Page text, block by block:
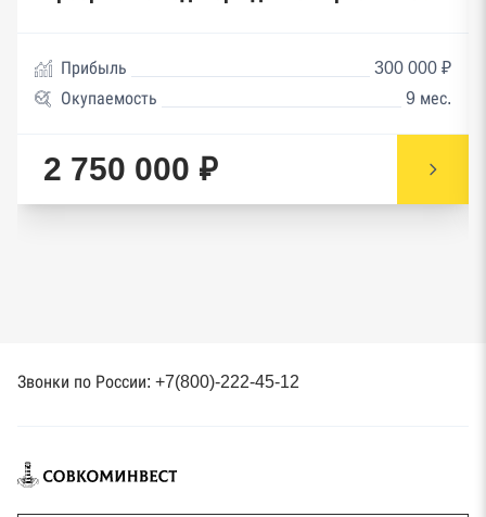
Прибыль
300 000 ₽
Окупаемость
9 мес.
2 750 000 ₽
Звонки по России: +7(800)-222-45-12